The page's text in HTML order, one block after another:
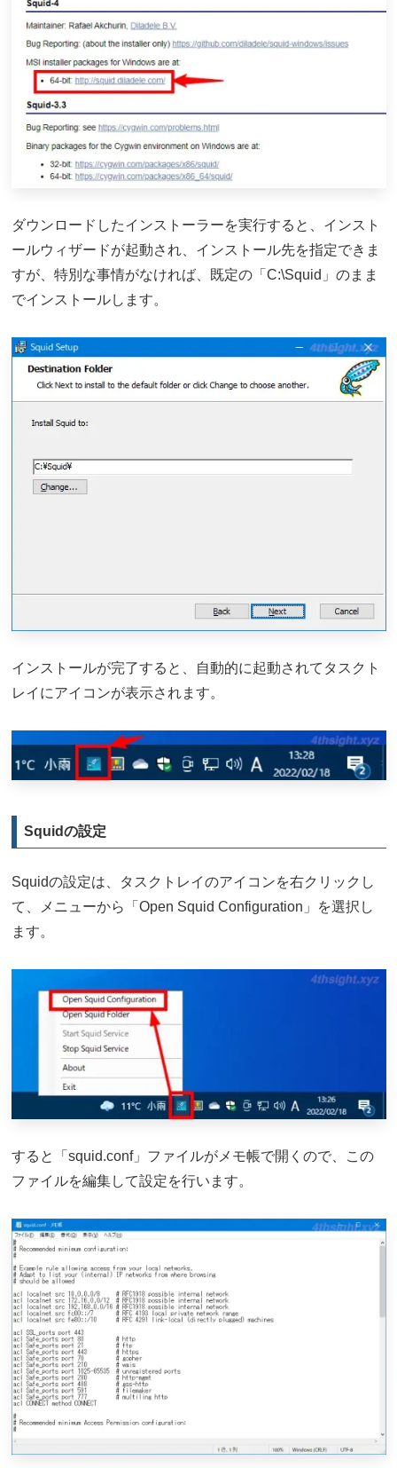
ダウンロードしたインストーラーを実行すると、インスト
ールウィザードが起動され、インストール先を指定できま
すが、特別な事情がなければ、既定の「C:\Squid」のまま
でインストールします。
インストールが完了すると、自動的に起動されてタスクト
レイにアイコンが表示されます。
Squidの設定
Squidの設定は、タスクトレイのアイコンを右クリックし
て、メニューから「Open Squid Configuration」を選択し
ます。
すると「squid.conf」ファイルがメモ帳で開くので、この
ファイルを編集して設定を行います。